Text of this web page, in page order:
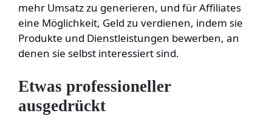
mehr Umsatz zu generieren, und für Affiliates
eine Möglichkeit, Geld zu verdienen, indem sie
Produkte und Dienstleistungen bewerben, an
denen sie selbst interessiert sind.
Etwas professioneller
ausgedrückt